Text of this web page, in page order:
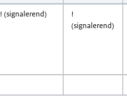
! (signalerend)
!
(signalerend)